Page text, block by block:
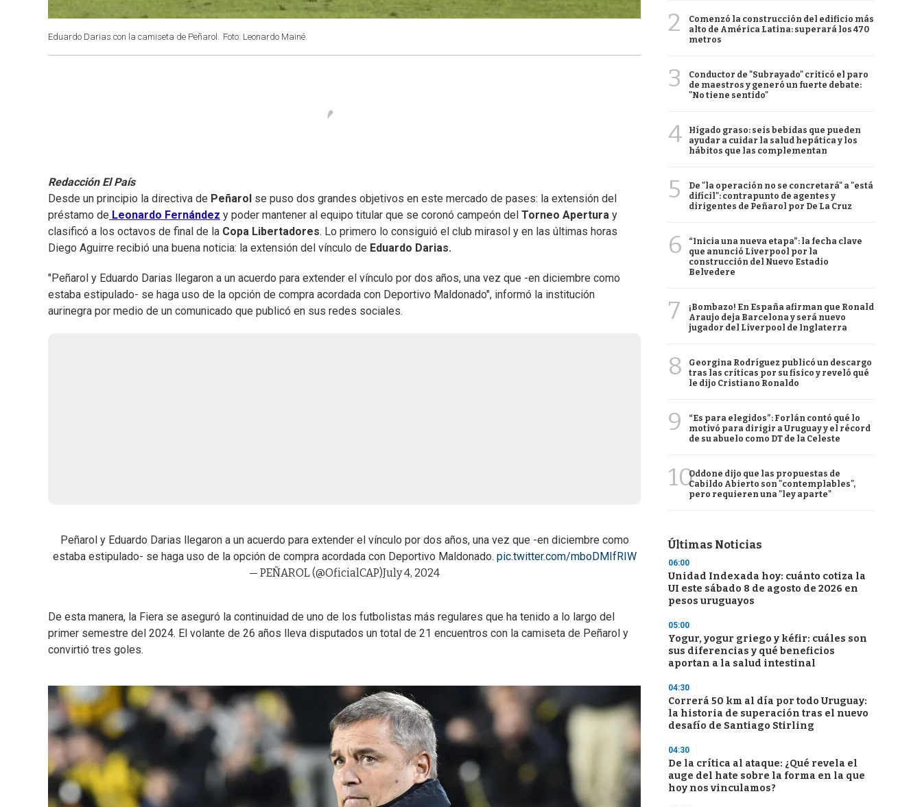
Eduardo Darias con la camiseta de Peñarol. Foto: Leonardo Mainé.
Redacción El País
Desde un principio la directiva de Peñarol se puso dos grandes objetivos en este mercado de pases: la extensión del
préstamo de Leonardo Fernández y poder mantener al equipo titular que se coronó campeón del Torneo Apertura y
clasificó a los octavos de final de la Copa Libertadores. Lo primero lo consiguió el club mirasol y en las últimas horas
Diego Aguirre recibió una buena noticia: la extensión del vínculo de Eduardo Darias.
"Peñarol y Eduardo Darias llegaron a un acuerdo para extender el vínculo por dos años, una vez que -en diciembre como
estaba estipulado- se haga uso de la opción de compra acordada con Deportivo Maldonado", informó la institución
aurinegra por medio de un comunicado que publicó en sus redes sociales.
Peñarol y Eduardo Darias llegaron a un acuerdo para extender el vínculo por dos años, una vez que -en diciembre como
estaba estipulado- se haga uso de la opción de compra acordada con Deportivo Maldonado. pic.twitter.com/mboDMIfRIW
— PEÑAROL (@OficialCAP)July 4, 2024
De esta manera, la Fiera se aseguró la continuidad de uno de los futbolistas más regulares que ha tenido a lo largo del
primer semestre del 2024. El volante de 26 años lleva disputados un total de 21 encuentros con la camiseta de Peñarol y
convirtió tres goles.
2
Comenzó la construcción del edificio más
alto de América Latina: superará los 470
metros
3
Conductor de "Subrayado" criticó el paro
de maestros y generó un fuerte debate:
"No tiene sentido"
4
Hígado graso: seis bebidas que pueden
ayudar a cuidar la salud hepática y los
hábitos que las complementan
5
De "la operación no se concretará" a "está
difícil": contrapunto de agentes y
dirigentes de Peñarol por De La Cruz
6
“Inicia una nueva etapa”: la fecha clave
que anunció Liverpool por la
construcción del Nuevo Estadio
Belvedere
7
¡Bombazo! En España afirman que Ronald
Araujo deja Barcelona y será nuevo
jugador del Liverpool de Inglaterra
8
Georgina Rodríguez publicó un descargo
tras las críticas por su físico y reveló qué
le dijo Cristiano Ronaldo
9
“Es para elegidos”: Forlán contó qué lo
motivó para dirigir a Uruguay y el récord
de su abuelo como DT de la Celeste
10Oddone dijo que las propuestas de
Cabildo Abierto son "contemplables",
pero requieren una "ley aparte"
Últimas Noticias
06:00
Unidad Indexada hoy: cuánto cotiza la
UI este sábado 8 de agosto de 2026 en
pesos uruguayos
05:00
Yogur, yogur griego y kéfir: cuáles son
sus diferencias y qué beneficios
aportan a la salud intestinal
04:30
Correrá 50 km al día por todo Uruguay:
la historia de superación tras el nuevo
desafío de Santiago Stirling
04:30
De la crítica al ataque: ¿Qué revela el
auge del hate sobre la forma en la que
hoy nos vinculamos?